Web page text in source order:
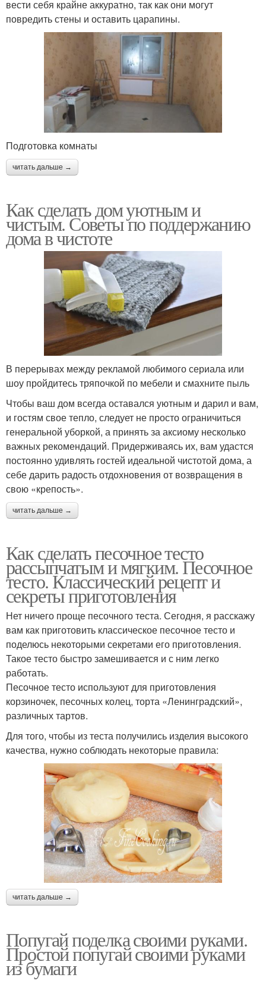
вести себя крайне аккуратно, так как они могут
повредить стены и оставить царапины.
Подготовка комнаты
читать дальше →
Как сделать дом уютным и
чистым. Советы по поддержанию
дома в чистоте
В перерывах между рекламой любимого сериала или
шоу пройдитесь тряпочкой по мебели и смахните пыль
Чтобы ваш дом всегда оставался уютным и дарил и вам,
и гостям свое тепло, следует не просто ограничиться
генеральной уборкой, а принять за аксиому несколько
важных рекомендаций. Придерживаясь их, вам удастся
постоянно удивлять гостей идеальной чистотой дома, а
себе дарить радость отдохновения от возвращения в
свою «крепость».
читать дальше →
Как сделать песочное тесто
рассыпчатым и мягким. Песочное
тесто. Классический рецепт и
секреты приготовления
Нет ничего проще песочного теста. Сегодня, я расскажу
вам как приготовить классическое песочное тесто и
поделюсь некоторыми секретами его приготовления.
Такое тесто быстро замешивается и с ним легко
работать.
Песочное тесто используют для приготовления
корзиночек, песочных колец, торта «Ленинградский»,
различных тартов.
Для того, чтобы из теста получились изделия высокого
качества, нужно соблюдать некоторые правила:
читать дальше →
Попугай поделка своими руками.
Простой попугай своими руками
из бумаги